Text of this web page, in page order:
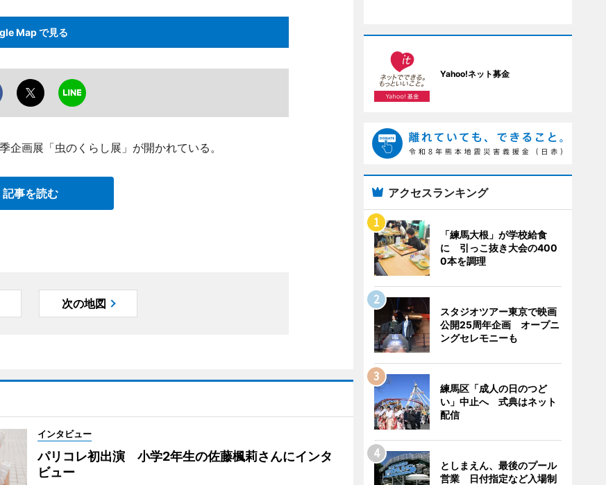
Map で見る
画展「虫のくらし展」が開かれている。
記事を読む
次の地図
インタビュー
パリコレ初出演 小学2年生の佐藤楓莉さんにインタ
ビュー
Yahoo!ネット募金
アクセスランキング
「練馬大根」が学校給食
に 引っこ抜き大会の400
0本を調理
スタジオツアー東京で映画
公開25周年企画 オープニ
ングセレモニーも
練馬区「成人の日のつど
い」中止へ 式典はネット
配信
としまえん、最後のプール
営業 日付指定など入場制